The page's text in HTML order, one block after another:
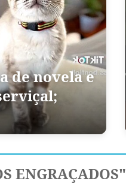
de novela e
ENGRAÇADOS"